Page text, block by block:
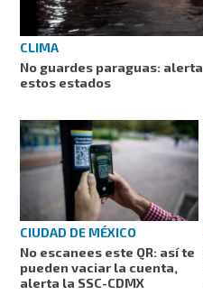
CLIMA
No guardes paraguas:
estos estados
CIUDAD DE MÉXICO
No escanees este QR: así te
pueden vaciar la cuenta,
alerta la SSC-CDMX